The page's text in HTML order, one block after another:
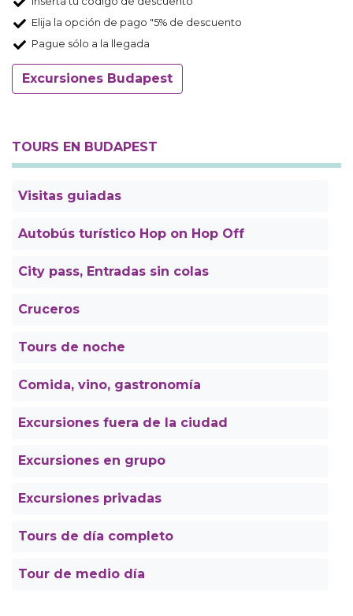
Elija la opción de pago "5% de descuento
Pague sólo a la llegada
Excursiones Budapest
TOURS EN BUDAPEST
Visitas guiadas
Autobús turístico Hop on Hop Off
City pass, Entradas sin colas
Cruceros
Tours de noche
Comida, vino, gastronomía
Excursiones fuera de la ciudad
Excursiones en grupo
Excursiones privadas
Tours de día completo
Tour de medio día